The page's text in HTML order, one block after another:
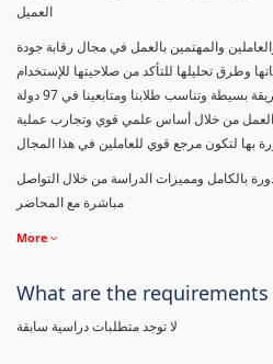
العميل
والمهتمين بالعمل في مجال رقابة جودة
وطرق تحليلها للتأكد من صلاحيتها للإستخدام
من خلال محاضرات تم تسجيلها بطريقة بسيطة وتناسب طلابنا ومتابعينا في 97 دولة
من خلال أساس علمي قوي وتجارب عملية
بها لتكون مرجع قوي للعاملين في هذا المجال
بالكامل ومميزات الدراسة من خلال التواصل
مباشرة مع المحاضر
More
What are the
لا توجد متطلبات دراسية سابقة